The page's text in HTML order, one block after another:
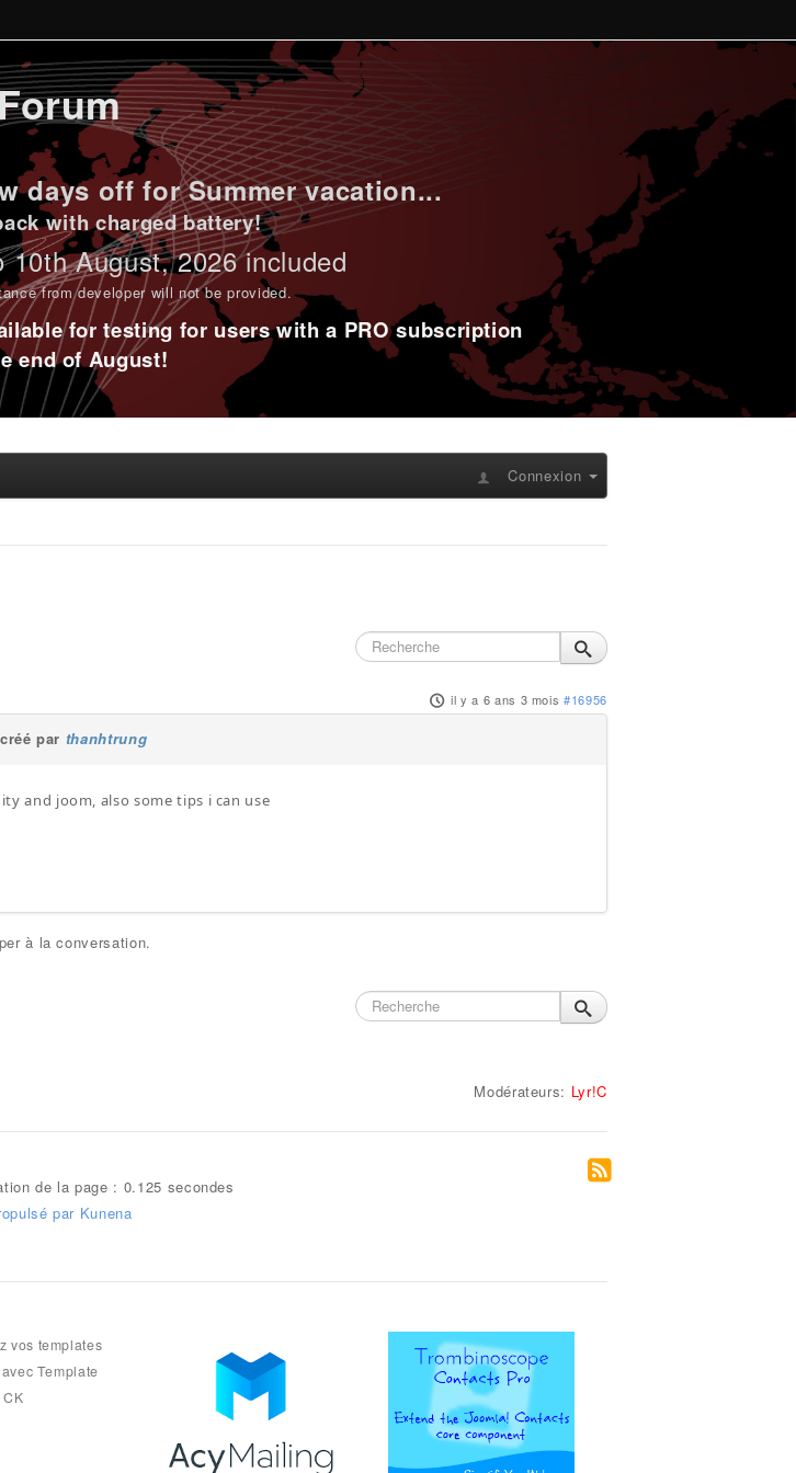
days off for Summer vacation...
with charged battery!
10th August, 2026 included
from developer will not be provided.
for testing for users with a PRO subscription
end of August!
Connexion
il y a 6 ans 3 mois #16956
par thanhtrung
and joom, also some tips i can use
à la conversation.
Modérateurs: Lyr!C
de la page : 0.125 secondes
par Kunena